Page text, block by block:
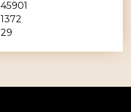
29
45901
1372